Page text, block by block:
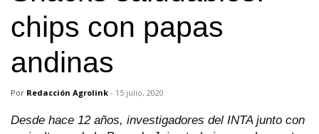
chips con papas
andinas
Por Redacción Agrolink - 15 julio, 2020
Desde hace 12 años, investigadores del INTA junto con